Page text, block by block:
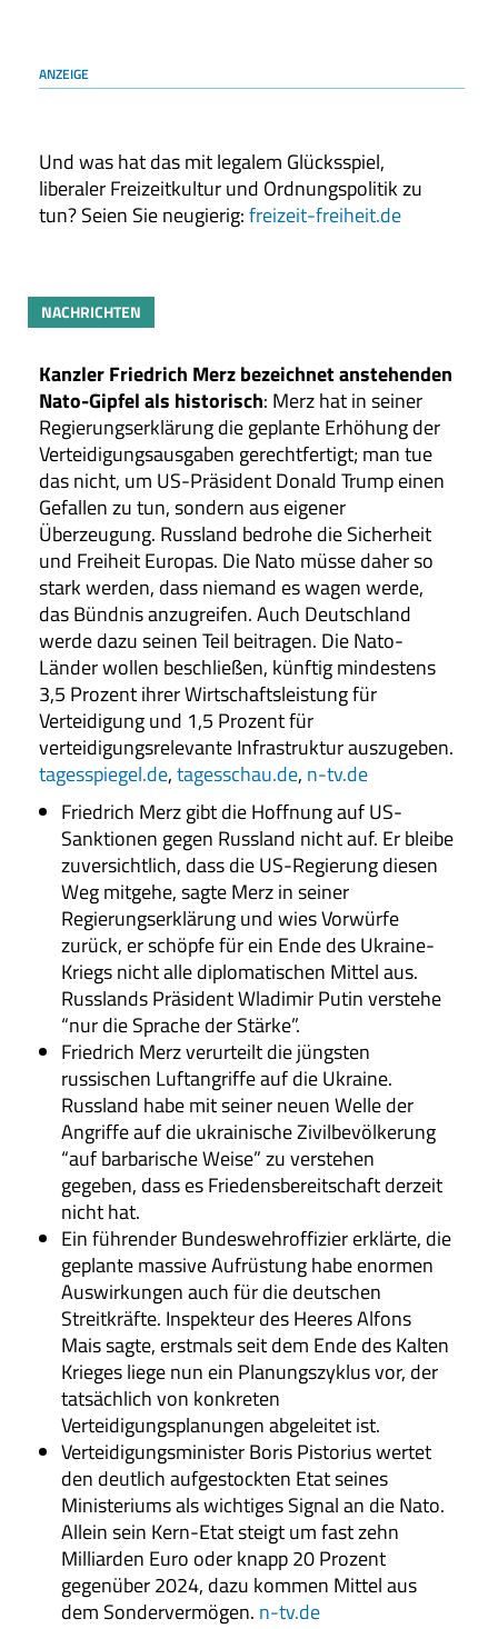
ANZEIGE
Und was hat das mit legalem Glücksspiel,
liberaler Freizeitkultur und Ordnungspolitik zu
tun? Seien Sie neugierig:freizeit-freiheit.de
NACHRICHTEN
Kanzler Friedrich Merz bezeichnet anstehenden
Nato-Gipfel als historisch: Merz hat in seiner
Regierungserklärung die geplante Erhöhung der
Verteidigungsausgaben gerechtfertigt; man tue
das nicht, um US-Präsident Donald Trump einen
Gefallen zu tun, sondern aus eigener
Überzeugung. Russland bedrohe die Sicherheit
und Freiheit Europas. Die Nato müsse daher so
stark werden, dass niemand es wagen werde,
das Bündnis anzugreifen. Auch Deutschland
werde dazu seinen Teil beitragen. Die Nato-
Länder wollen beschließen, künftig mindestens
3,5 Prozent ihrer Wirtschaftsleistung für
Verteidigung und 1,5 Prozent für
verteidigungsrelevante Infrastruktur auszugeben.
tagesspiegel.de,tagesschau.de, n-tv.de
Friedrich Merz gibt die Hoffnung auf US-
Sanktionen gegen Russland nicht auf. Er bleibe
zuversichtlich, dass die US-Regierung diesen
Weg mitgehe, sagte Merz in seiner
Regierungserklärung und wies Vorwürfe
zurück, er schöpfe für ein Ende des Ukraine-
Kriegs nicht alle diplomatischen Mittel aus.
Russlands Präsident Wladimir Putin verstehe
“nur die Sprache der Stärke”.
Friedrich Merz verurteilt die jüngsten
russischen Luftangriffe auf die Ukraine.
Russland habe mit seiner neuen Welle der
Angriffe auf die ukrainische Zivilbevölkerung
“auf barbarische Weise” zu verstehen
gegeben, dass es Friedensbereitschaft derzeit
nicht hat.
Ein führender Bundeswehroffizier erklärte, die
geplante massive Aufrüstung habe enormen
Auswirkungen auch für die deutschen
Streitkräfte. Inspekteur des Heeres Alfons
Mais sagte, erstmals seit dem Ende des Kalten
Krieges liege nun ein Planungszyklus vor, der
tatsächlich von konkreten
Verteidigungsplanungen abgeleitet ist.
Verteidigungsminister Boris Pistorius wertet
den deutlich aufgestockten Etat seines
Ministeriums als wichtiges Signal an die Nato.
Allein sein Kern-Etat steigt um fast zehn
Milliarden Euro oder knapp 20 Prozent
gegenüber 2024, dazu kommen Mittel aus
dem Sondervermögen. n-tv.de